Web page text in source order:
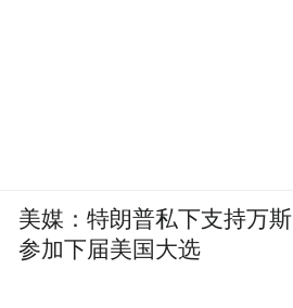
美媒：特朗普私下支持万斯
参加下届美国大选